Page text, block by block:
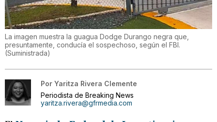
La imagen muestra la guagua Dodge Durango negra que,
presuntamente, conducía el sospechoso, según el FBI.
(Suministrada)
Por Yaritza Rivera Clemente
Periodista de Breaking News
yaritza.rivera@gfrmedia.com